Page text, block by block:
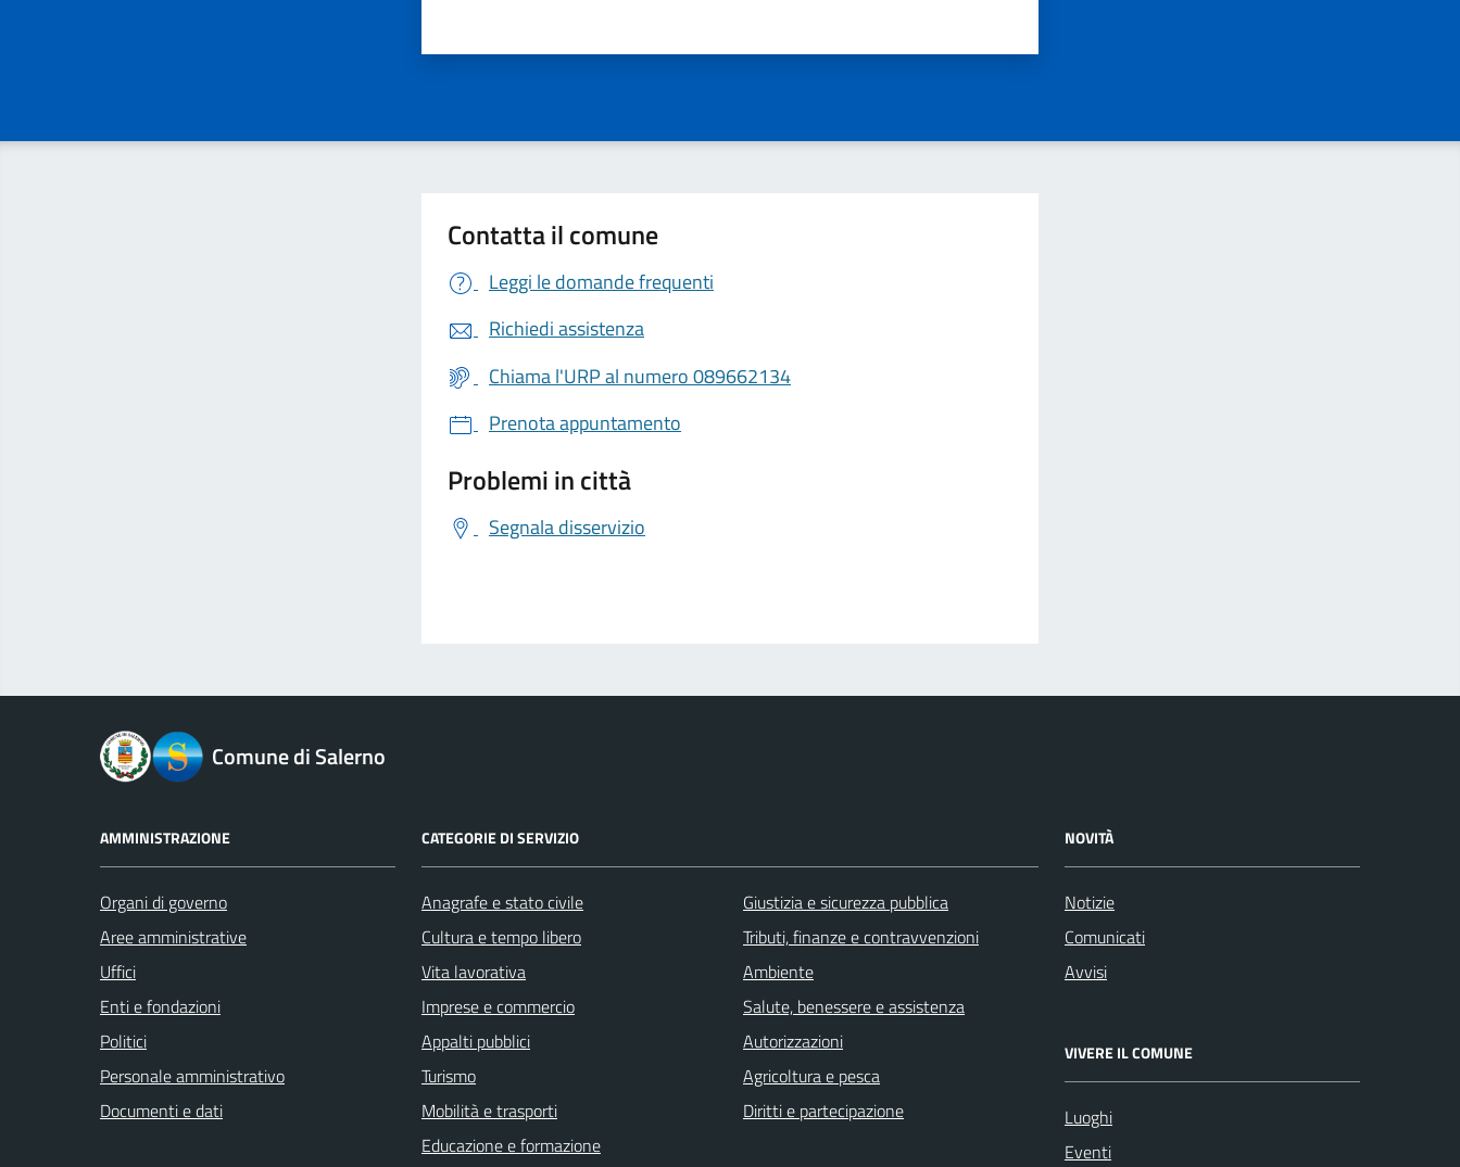
Contatta il comune
Leggi le domande frequenti
Richiedi assistenza
Chiama l'URP al numero 089662134
Prenota appuntamento
Problemi in città
Segnala disservizio
logo Unione EuropeaComune di Salerno
AMMINISTRAZIONE
Organi di governo
Aree amministrative
Uffici
Enti e fondazioni
Politici
Personale amministrativo
Documenti e dati
CATEGORIE DI SERVIZIO
Anagrafe e stato civile
Cultura e tempo libero
Vita lavorativa
Imprese e commercio
Appalti pubblici
Turismo
Mobilità e trasporti
Educazione e formazione
Giustizia e sicurezza pubblica
Tributi, finanze e contravvenzioni
Ambiente
Salute, benessere e assistenza
Autorizzazioni
Agricoltura e pesca
Diritti e partecipazione
NOVITÀ
Notizie
Comunicati
Avvisi
VIVERE IL COMUNE
Luoghi
Eventi